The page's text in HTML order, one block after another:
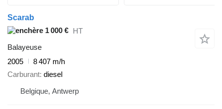
Scarab
1 000 € HT
Balayeuse
2005
8 407 m/h
Carburant diesel
Belgique, Antwerp